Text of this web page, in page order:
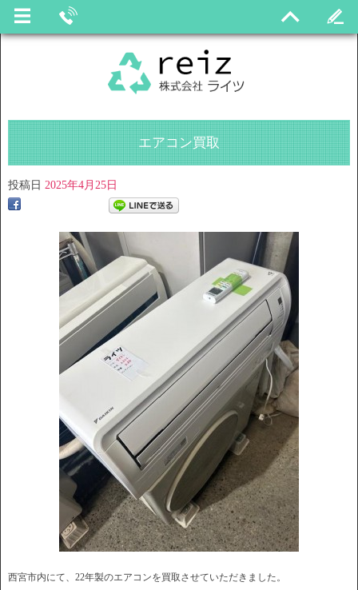
エアコン買取
投稿日 2025年4月25日
西宮市内にて、22年製のエアコンを買取させていただきました。